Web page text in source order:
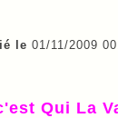
le 01/11/2009
Qui La